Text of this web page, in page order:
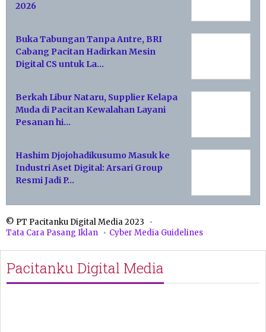
2026
Buka Tabungan Tanpa Antre, BRI
Cabang Pacitan Hadirkan Mesin
Digital CS untuk La…
Berkah Libur Nataru, Supplier Kelapa
Muda di Pacitan Kewalahan Layani
Pesanan hi…
Hashim Djojohadikusumo Masuk ke
Industri Aset Digital: Arsari Group
Resmi Jadi P…
© PT Pacitanku Digital Media 2023
Tata Cara Pasang Iklan
Cyber Media Guidelines
Pacitanku Digital Media